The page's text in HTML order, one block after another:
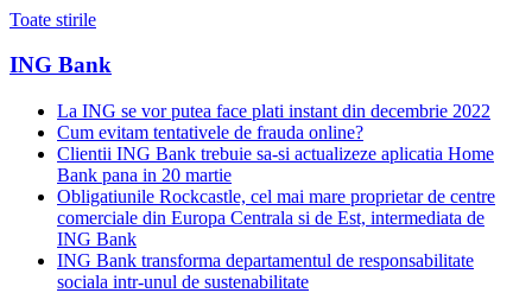
Toate stirile
ING Bank
La ING se vor putea face plati instant din decembrie 2022
Cum evitam tentativele de frauda online?
Clientii ING Bank trebuie sa-si actualizeze aplicatia Home
Bank pana in 20 martie
Obligatiunile Rockcastle, cel mai mare proprietar de centre
comerciale din Europa Centrala si de Est, intermediata de
ING Bank
ING Bank transforma departamentul de responsabilitate
sociala intr-unul de sustenabilitate